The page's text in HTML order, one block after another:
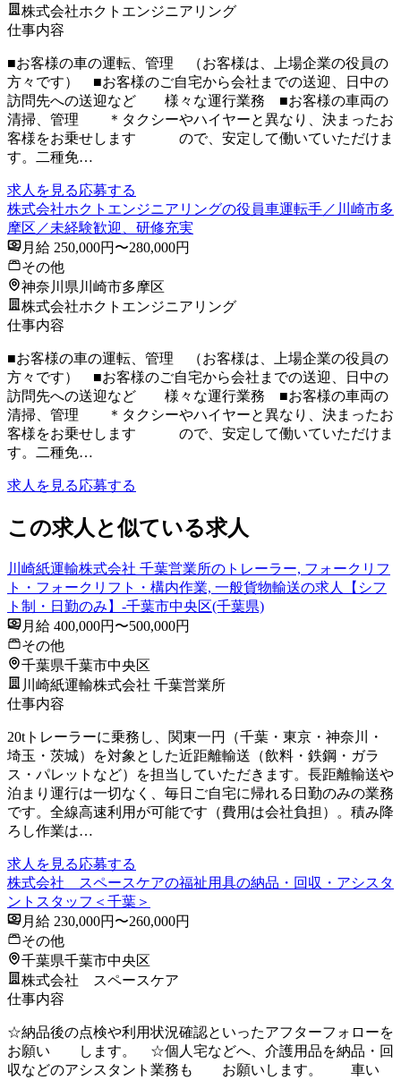
株式会社ホクトエンジニアリング
仕事内容
■お客様の車の運転、管理 （お客様は、上場企業の役員の
方々です） ■お客様のご自宅から会社までの送迎、日中の
訪問先への送迎など 様々な運行業務 ■お客様の車両の
清掃、管理 ＊タクシーやハイヤーと異なり、決まったお
客様をお乗せします ので、安定して働いていただけま
す。二種免…
求人を見る応募する
株式会社ホクトエンジニアリングの役員車運転手／川崎市多
摩区／未経験歓迎、研修充実
月給 250,000円〜280,000円
その他
神奈川県川崎市多摩区
株式会社ホクトエンジニアリング
仕事内容
■お客様の車の運転、管理 （お客様は、上場企業の役員の
方々です） ■お客様のご自宅から会社までの送迎、日中の
訪問先への送迎など 様々な運行業務 ■お客様の車両の
清掃、管理 ＊タクシーやハイヤーと異なり、決まったお
客様をお乗せします ので、安定して働いていただけま
す。二種免…
求人を見る応募する
この求人と似ている求人
川崎紙運輸株式会社 千葉営業所のトレーラー, フォークリフ
ト・フォークリフト・構内作業, 一般貨物輸送の求人【シフ
ト制・日勤のみ】-千葉市中央区(千葉県)
月給 400,000円〜500,000円
その他
千葉県千葉市中央区
川崎紙運輸株式会社 千葉営業所
仕事内容
20tトレーラーに乗務し、関東一円（千葉・東京・神奈川・
埼玉・茨城）を対象とした近距離輸送（飲料・鉄鋼・ガラ
ス・パレットなど）を担当していただきます。長距離輸送や
泊まり運行は一切なく、毎日ご自宅に帰れる日勤のみの業務
です。全線高速利用が可能です（費用は会社負担）。積み降
ろし作業は…
求人を見る応募する
株式会社 スペースケアの福祉用具の納品・回収・アシスタ
ントスタッフ＜千葉＞
月給 230,000円〜260,000円
その他
千葉県千葉市中央区
株式会社 スペースケア
仕事内容
☆納品後の点検や利用状況確認といったアフターフォローを
お願い します。 ☆個人宅などへ、介護用品を納品・回
収などのアシスタント業務も お願いします。 車い